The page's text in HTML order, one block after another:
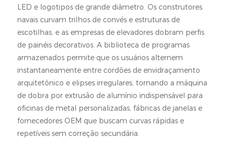
LED e logotipos de grande diâmetro. Os construtores
navais curvam trilhos de convés e estruturas de
escotilhas, e as empresas de elevadores dobram perfis
de painéis decorativos. A biblioteca de programas
armazenados permite que os usuários alternem
instantaneamente entre cordões de envidraçamento
arquitetônico e elipses irregulares, tornando a máquina
de dobra por extrusão de alumínio indispensável para
oficinas de metal personalizadas, fábricas de janelas e
fornecedores OEM que buscam curvas rápidas e
repetíveis sem correção secundária.